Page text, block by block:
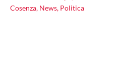
Cosenza, News, Politica